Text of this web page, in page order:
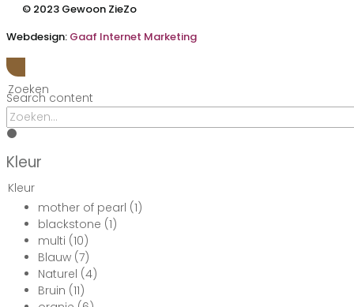
© 2023 Gewoon ZieZo
Webdesign: Gaaf Internet Marketing
Zoeken
Search content
Kleur
Kleur
mother of pearl (1)
blackstone (1)
multi (10)
Blauw (7)
Naturel (4)
Bruin (11)